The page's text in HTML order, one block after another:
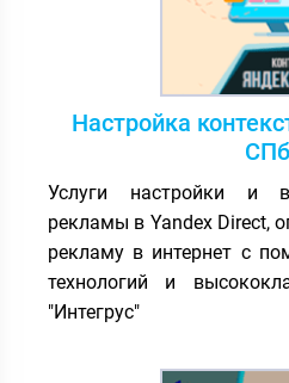
Настройка
СПб
Услуги настройки и
рекламы в Yandex Direct,
рекламу в интернет с
технологий и
"Интегрус"